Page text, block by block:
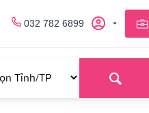
032 782 6899